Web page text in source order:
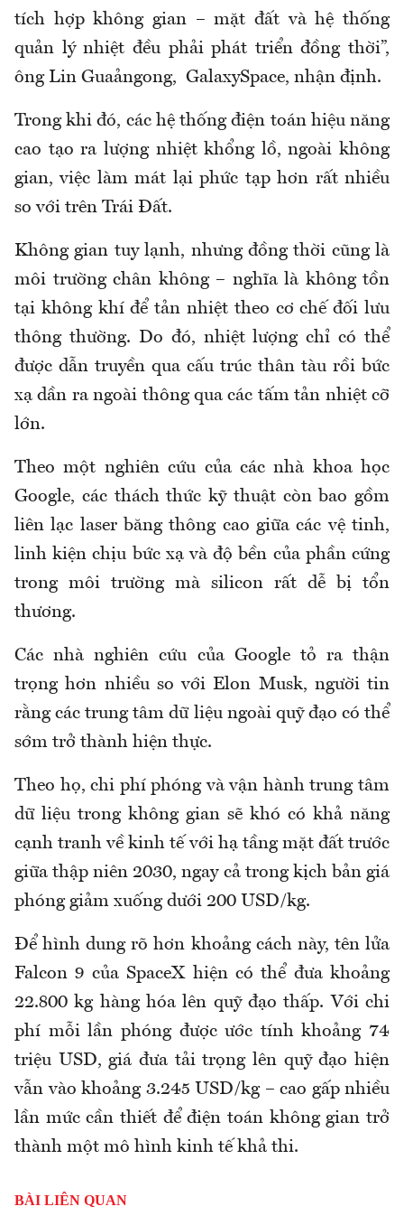
tích hợp không gian – mặt đất và hệ thống
quản lý nhiệt đều phải phát triển đồng thời”,
ông Lin Guaảngong, GalaxySpace, nhận định.
Trong khi đó, các hệ thống điện toán hiệu năng
cao tạo ra lượng nhiệt khổng lồ, ngoài không
gian, việc làm mát lại phức tạp hơn rất nhiều
so với trên Trái Đất.
Không gian tuy lạnh, nhưng đồng thời cũng là
môi trường chân không – nghĩa là không tồn
tại không khí để tản nhiệt theo cơ chế đối lưu
thông thường. Do đó, nhiệt lượng chỉ có thể
được dẫn truyền qua cấu trúc thân tàu rồi bức
xạ dần ra ngoài thông qua các tấm tản nhiệt cỡ
lớn.
Theo một nghiên cứu của các nhà khoa học
Google, các thách thức kỹ thuật còn bao gồm
liên lạc laser băng thông cao giữa các vệ tinh,
linh kiện chịu bức xạ và độ bền của phần cứng
trong môi trường mà silicon rất dễ bị tổn
thương.
Các nhà nghiên cứu của Google tỏ ra thận
trọng hơn nhiều so với Elon Musk, người tin
rằng các trung tâm dữ liệu ngoài quỹ đạo có thể
sớm trở thành hiện thực.
Theo họ, chi phí phóng và vận hành trung tâm
dữ liệu trong không gian sẽ khó có khả năng
cạnh tranh về kinh tế với hạ tầng mặt đất trước
giữa thập niên 2030, ngay cả trong kịch bản giá
phóng giảm xuống dưới 200 USD/kg.
Để hình dung rõ hơn khoảng cách này, tên lửa
Falcon 9 của SpaceX hiện có thể đưa khoảng
22.800 kg hàng hóa lên quỹ đạo thấp. Với chi
phí mỗi lần phóng được ước tính khoảng 74
triệu USD, giá đưa tải trọng lên quỹ đạo hiện
vẫn vào khoảng 3.245 USD/kg – cao gấp nhiều
lần mức cần thiết để điện toán không gian trở
thành một mô hình kinh tế khả thi.
BÀI LIÊN QUAN